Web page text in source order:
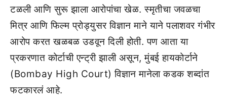
टळली आणि सुरू झाला आरोपांचा खेळ. स्मृतीचा जवळचा
मित्र आणि फिल्म प्रोड्युसर विज्ञान माने याने पलाशवर गंभीर
आरोप करत खळबळ उडवून दिली होती. पण आता या
प्रकरणात कोर्टाची एन्ट्री झाली असून, मुंबई हायकोर्टाने
(Bombay High Court) विज्ञान मानेला कडक शब्दांत
फटकारलं आहे.